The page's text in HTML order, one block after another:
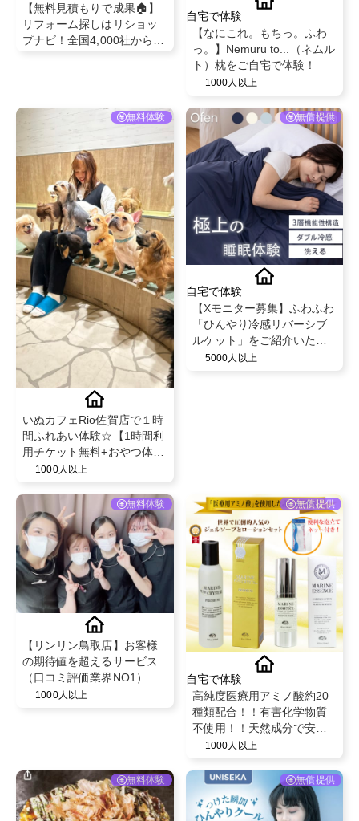
【無料見積もりで成果🏠】
リフォーム探しはリショッ
プナビ！全国4,000社から厳
自宅で体験
【なにこれ。もちっ。ふわ
っ。】Nemuru to...（ネムル
ト）枕をご自宅で体験！
1000人以上
無料体験
いぬカフェRio佐賀店で１時
間ふれあい体験☆【1時間利
用チケット無料+おやつ体
験】1000人以上
無償提供
自宅で体験
【Xモニター募集】ふわふわ
「ひんやり冷感リバーシブ
ルケット」をご紹介いただ
ける方募集✨
5000人以上
無料体験
【リンリン鳥取店】お客様
の期待値を超えるサービス
（口コミ評価業界NO1）と
既存のお客様からの紹介率
1000人以上
無償提供
自宅で体験
高純度医療用アミノ酸約20
種類配合！！有害化学物質
不使用！！天然成分で安
心・安全な毎日ケア【マリ
マリンエッセンスローショ
ン30ml】
1000人以上
無料体験 無償提供